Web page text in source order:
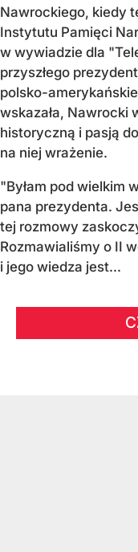
Nawrockiego, kiedy
Instytutu Pamięci
w wywiadzie dla
przyszłego
polsko-
wskazała, Nawrocki
historyczną i pasją
na niej wrażenie.
"Byłam pod wielkim
pana prezydenta.
tej rozmowy
Rozmawialiśmy o II
i jego wiedza jest...